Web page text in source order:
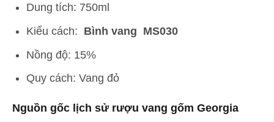
Dung tích: 750ml
Kiểu cách: Bình vang MS030
Nồng độ: 15%
Quy cách: Vang đỏ
Nguồn gốc lịch sử rượu vang gốm Georgia